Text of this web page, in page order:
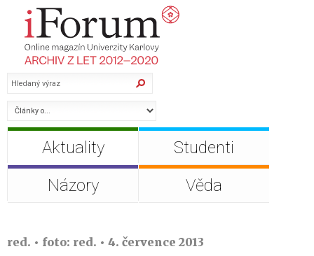
Aktuality
Studenti
Názory
Věda
red. • foto: red. • 4. července 2013